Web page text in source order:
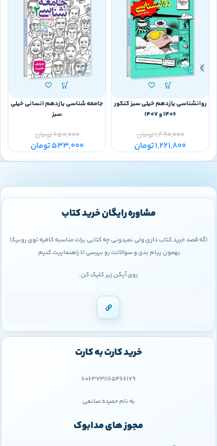
روانشناسی یازدهم خیلی سبز کنکور
1406 و 1407
1,490,000تومان
1,221,800تومان
جامعه شناسی یازدهم انسانی خیلی
سبز
650,000تومان
533,000تومان
مشاوره رایگان خرید کتاب
اگه قصد خرید کتاب داری ولی نمیدونی چه کتابی برات مناسبه کافیه توی روبیکا
بهمون پیام بدی و سوالاتت رو بپرسی تا راهنماییت کنیم.
روی آیکن زیر کلیک کن:
خرید کارت به کارت
6063731165466179
به نام حمیده صانعی
مجوز های مدابوک